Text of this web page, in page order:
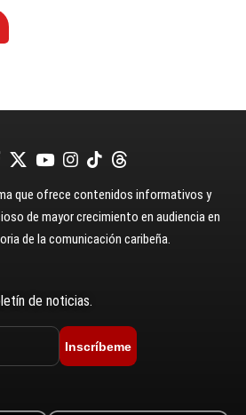
que ofrece contenidos informativos y
de mayor crecimiento en audiencia en
de la comunicación caribeña.
de noticias.
Inscríbeme